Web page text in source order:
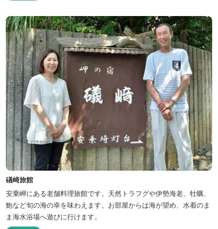
礒崎旅館
安乗岬にある老舗料理旅館です。天然トラフグや伊勢海老、牡蠣、
鮑など旬の海の幸を味わえます。お部屋からは海が望め、水着のま
ま海水浴場へ遊びに行けます。